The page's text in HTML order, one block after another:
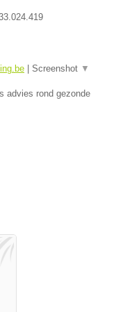
Screenshot ▼
advies rond gezonde